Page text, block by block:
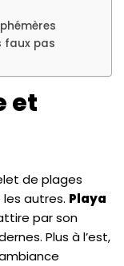
faux pas
et
de plages
autres. Playa
par son
Plus à l’est,